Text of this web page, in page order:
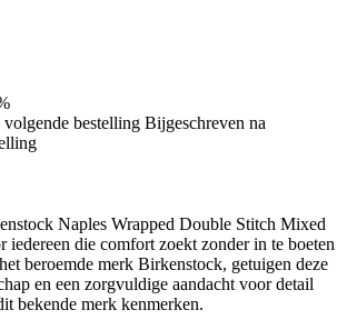
bestelling Bijgeschreven na
Naples Wrapped Double Stitch Mixed
iedereen die comfort zoekt zonder in te boeten
beroemde merk Birkenstock, getuigen deze
en een zorgvuldige aandacht voor detail
bekende merk kenmerken.